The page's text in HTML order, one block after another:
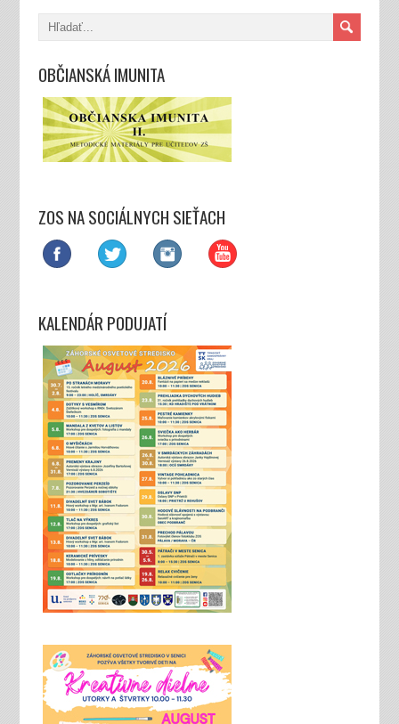
OBČIANSKÁ IMUNITA
ZOS NA SOCIÁLNYCH SIEŤACH
KALENDÁR PODUJATÍ